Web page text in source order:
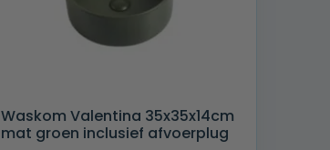
Waskom Valentina 35x35x14cm
mat groen inclusief afvoerplug